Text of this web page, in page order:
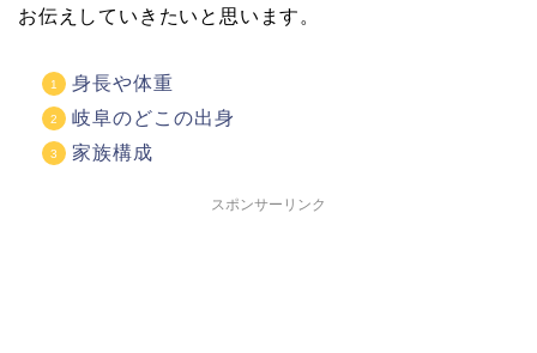
お伝えしていきたいと思います。
身長や体重
岐阜のどこの出身
家族構成
スポンサーリンク